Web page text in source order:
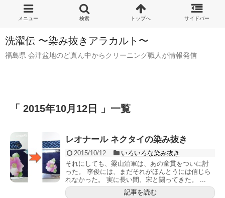
洗濯伝 〜染み抜きアラカルト〜
福島県 会津盆地のど真ん中からクリーニング職人が情報発信
「 2015年10月12日 」一覧
レオナール ネクタイの染み抜き
2015/10/12
いろいろな染み抜き
それにしても、梁山泊軍は、あの童貫をついに討
った。 李俊には、まだそれがほんとうには信じら
れなかった。 実に長い間、宋と闘ってきた。 ...
記事を読む